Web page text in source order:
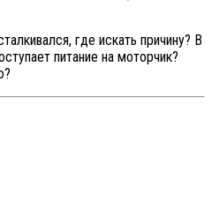
где искать причину? В
питание на моторчик?